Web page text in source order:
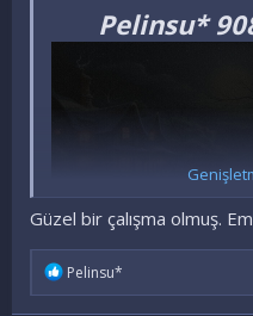
Pelinsu*
Güzel bir çalışma olmuş.
İPelinsu*